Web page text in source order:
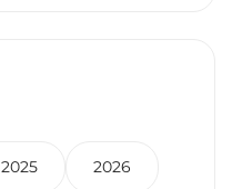
2025 2026